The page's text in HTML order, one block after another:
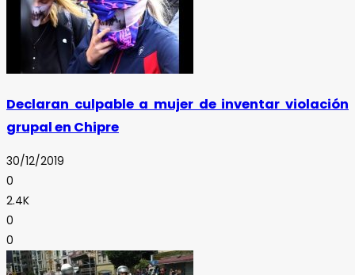
Declaran culpable a mujer de inventar violación
grupal en Chipre
30/12/2019
0
2.4K
0
0